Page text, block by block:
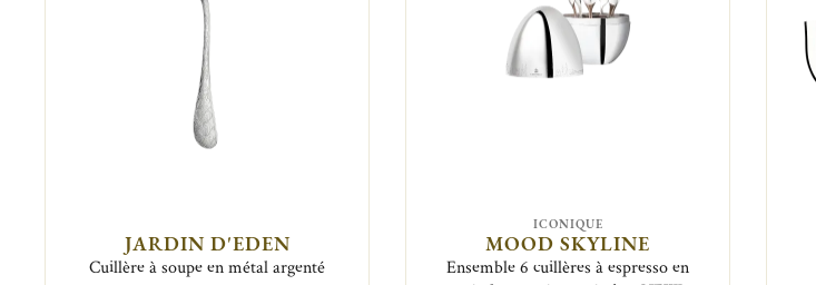
JARDIN D'EDEN
Cuillère à soupe en métal argenté
ICONIQUE
MOOD SKYLINE
Ensemble 6 cuillères à espresso en